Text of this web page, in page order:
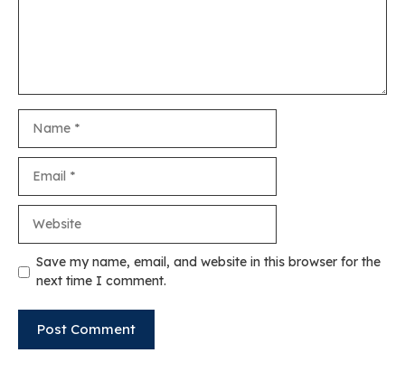
Save my name, email, and website in this browser for the
next time I comment.